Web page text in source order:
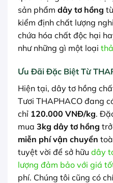
sản phẩm dây tơ hồng
kiểm định chất lượng
chứa hóa chất độc hại
như những gì một loại
Ưu Đãi Đặc Biệt Từ
Hiện tại, dây tơ hồng
Tươi THAPHACO đang
chỉ 120.000 VNĐ/kg.
mua 3kg dây tơ hồng
miễn phí vận chuyển
tuyệt vời để sở hữu dây
lượng đảm bảo với giá
phí. Chúng tôi cũng có